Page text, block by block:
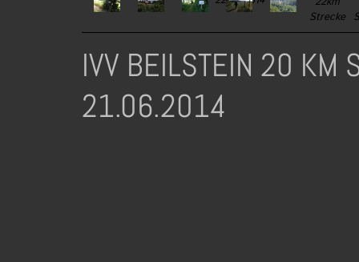
IVV BEILSTEIN 20 KM
21.06.2014